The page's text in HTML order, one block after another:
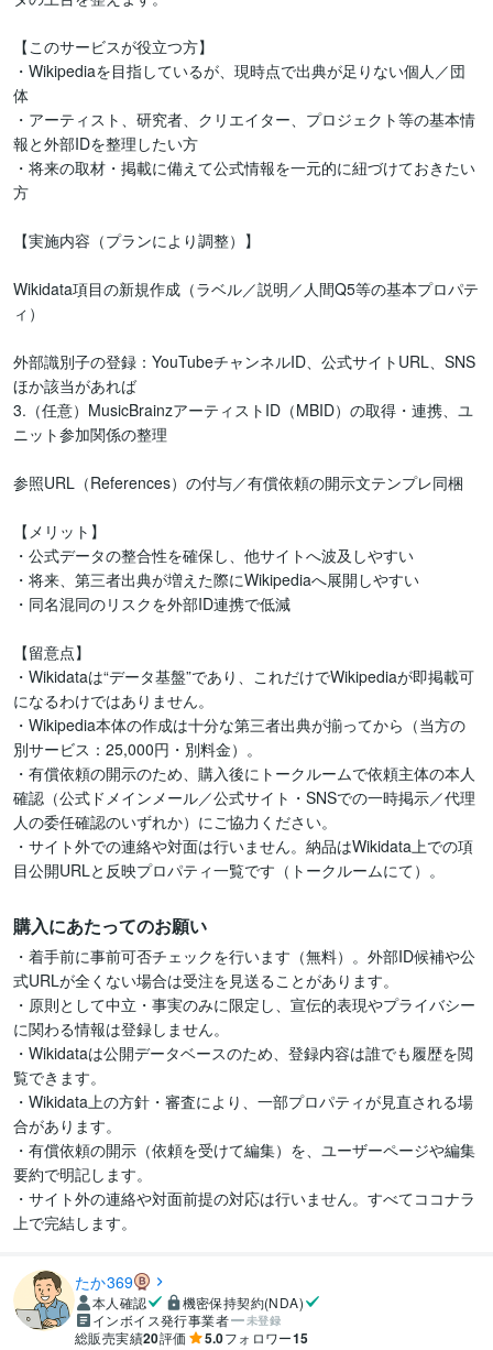
【このサービスが役立つ方】
・Wikipediaを目指しているが、現時点で出典が足りない個人／団
体
・アーティスト、研究者、クリエイター、プロジェクト等の基本情
報と外部IDを整理したい方
・将来の取材・掲載に備えて公式情報を一元的に紐づけておきたい
方
【実施内容（プランにより調整）】
Wikidata項目の新規作成（ラベル／説明／人間Q5等の基本プロパテ
ィ）
外部識別子の登録：YouTubeチャンネルID、公式サイトURL、SNS
ほか該当があれば
3.（任意）MusicBrainzアーティストID（MBID）の取得・連携、ユ
ニット参加関係の整理
参照URL（References）の付与／有償依頼の開示文テンプレ同梱
【メリット】
・公式データの整合性を確保し、他サイトへ波及しやすい
・将来、第三者出典が増えた際にWikipediaへ展開しやすい
・同名混同のリスクを外部ID連携で低減
【留意点】
・Wikidataは“データ基盤”であり、これだけでWikipediaが即掲載可
になるわけではありません。
・Wikipedia本体の作成は十分な第三者出典が揃ってから（当方の
別サービス：25,000円・別料金）。
・有償依頼の開示のため、購入後にトークルームで依頼主体の本人
確認（公式ドメインメール／公式サイト・SNSでの一時掲示／代理
人の委任確認のいずれか）にご協力ください。
・サイト外での連絡や対面は行いません。納品はWikidata上での項
目公開URLと反映プロパティ一覧です（トークルームにて）。
購入にあたってのお願い
・着手前に事前可否チェックを行います（無料）。外部ID候補や公
式URLが全くない場合は受注を見送ることがあります。
・原則として中立・事実のみに限定し、宣伝的表現やプライバシー
に関わる情報は登録しません。
・Wikidataは公開データベースのため、登録内容は誰でも履歴を閲
覧できます。
・Wikidata上の方針・審査により、一部プロパティが見直される場
合があります。
・有償依頼の開示（依頼を受けて編集）を、ユーザーページや編集
要約で明記します。
・サイト外の連絡や対面前提の対応は行いません。すべてココナラ
上で完結します。
たか369
本人確認
機密保持契約(NDA)
インボイス発行事業者
未登録
総販売実績20評価 5.0フォロワー15